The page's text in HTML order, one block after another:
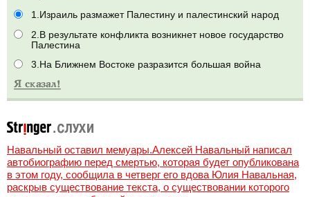
1.Израиль размажет Палестину и палестинский народ
2.В результате конфликта возникнет новое государство
Палестина
3.На Ближнем Востоке разразится большая война
Навальный оставил мемуары.Алексей Навальный написал
автобиографию перед смертью, которая будет опубликована
в этом году, сообщила в четверг его вдова Юлия Навальная,
раскрыв существование текста, о существовании которого